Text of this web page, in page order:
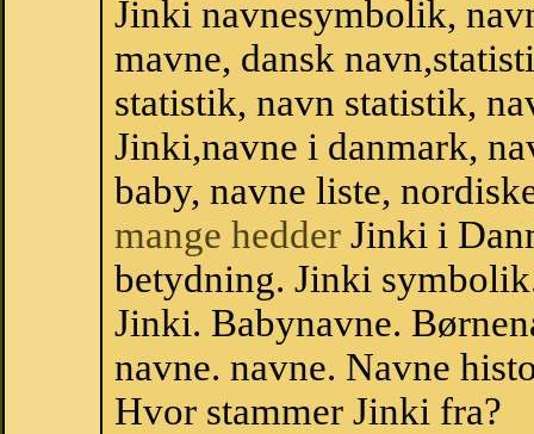
Jinki navnesymbolik,
mavne, dansk
statistik, navn statistik,
Jinki,navne i danmark,
baby, navne liste,
mange hedder Jinki i
betydning. Jinki
Jinki. Babynavne.
navne. navne. Navne
Hvor stammer Jinki fra?